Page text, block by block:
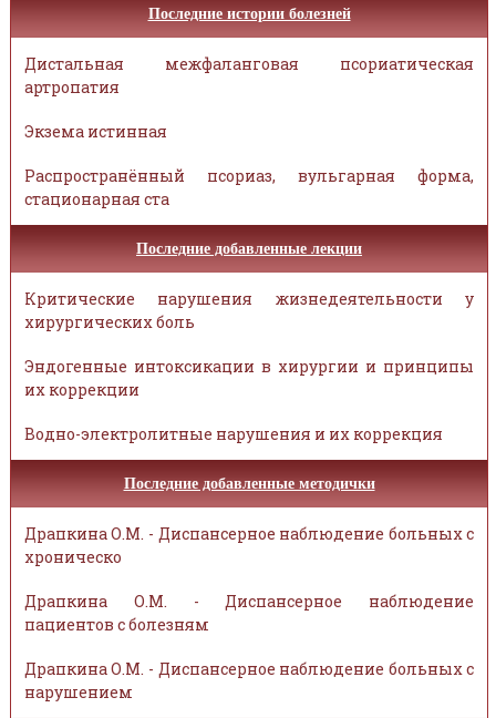
Последние истории болезней
Дистальная межфаланговая псориатическая
артропатия
Экзема истинная
Распространённый псориаз, вульгарная форма,
стационарная ста
Последние добавленные лекции
Критические нарушения жизнедеятельности у
хирургических боль
Эндогенные интоксикации в хирургии и принципы
их коррекции
Водно-электролитные нарушения и их коррекция
Последние добавленные методички
Драпкина О.М. - Диспансерное наблюдение больных с
хроническо
Драпкина О.М. - Диспансерное наблюдение
пациентов с болезням
Драпкина О.М. - Диспансерное наблюдение больных с
нарушением